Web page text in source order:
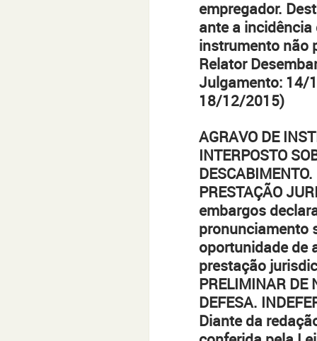
empregador.
ante a incidência
instrumento não
Relator
Julgamento: 14/
18/12/2015)
AGRAVO DE
INTERPOSTO
PRESTAÇÃO
embargos
pronunciamento
oportunidade de
prestação
PRELIMINAR DE
DEFESA.
Diante da